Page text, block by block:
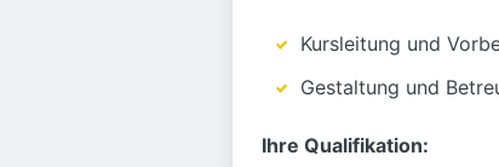
Kursleitung und
Gestaltung und
Ihre Qualifikation: